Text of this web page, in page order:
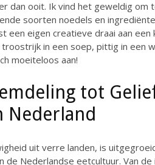
dan ooit. Ik vind het geweldig om
soorten noedels en
een eigen creatieve draai aan een
in een soep, pittig in een
moeiteloos aan!
tot
Nederland
uit verre landen, is
Nederlandse eetcultuur. Van de